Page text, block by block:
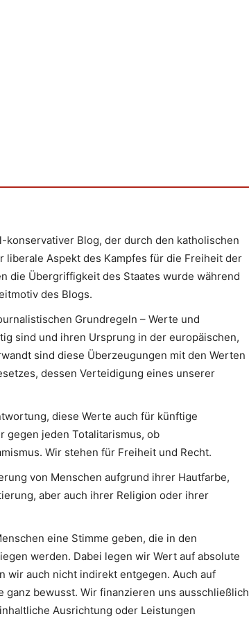
Blog, der durch den katholischen
Aspekt des Kampfes für die Freiheit der
die Übergriffigkeit des Staates wurde während
des Blogs.
Grundregeln – Werte und
sind und ihren Ursprung in der europäischen,
sind diese Überzeugungen mit den Werten
dessen Verteidigung eines unserer
diese Werte auch für künftige
gegen jeden Totalitarismus, ob
Wir stehen für Freiheit und Recht.
von Menschen aufgrund ihrer Hautfarbe,
aber auch ihrer Religion oder ihrer
eine Stimme geben, die in den
werden. Dabei legen wir Wert auf absolute
wir auch nicht indirekt entgegen. Auch auf
bewusst. Wir finanzieren uns ausschließlich
Ausrichtung oder Leistungen